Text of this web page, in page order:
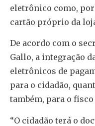
eletrônico como,
cartão próprio da
De acordo com o
Gallo, a integração
eletrônicos de
para o cidadão,
também, para o fisco
“O cidadão terá o